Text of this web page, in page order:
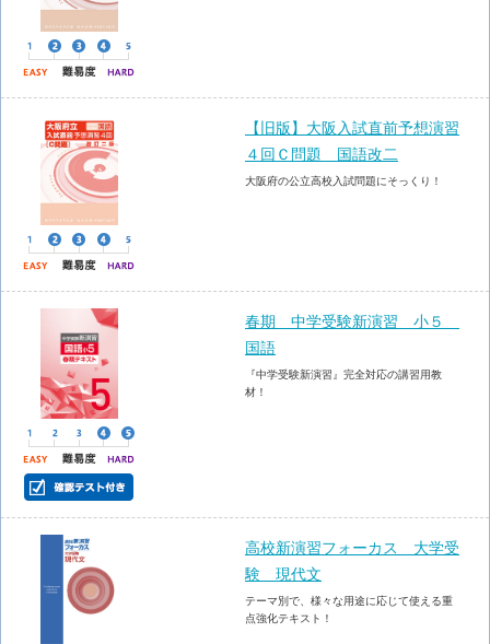
【旧版】大阪入試直前予想演習
４回Ｃ問題 国語改二
大阪府の公立高校入試問題にそっくり！
春期 中学受験新演習 小５
国語
『中学受験新演習』完全対応の講習用教
材！
高校新演習フォーカス 大学受
験 現代文
テーマ別で、様々な用途に応じて使える重
点強化テキスト！